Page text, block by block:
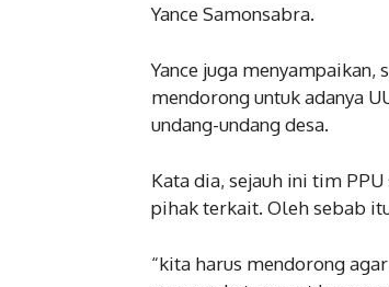
Yance Samonsabra.
Yance juga menyampaikan,
mendorong untuk adanya
undang-undang desa.
Kata dia, sejauh ini tim
pihak terkait. Oleh sebab
“kita harus mendorong